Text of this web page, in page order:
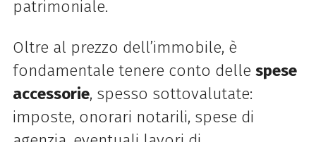
patrimoniale.
Oltre al prezzo dell’immobile, è
fondamentale tenere conto delle spese
accessorie, spesso sottovalutate:
imposte, onorari notarili, spese di